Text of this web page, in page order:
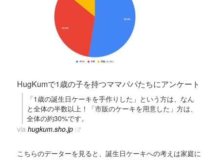
HugKumで1歳の子を持つママパパたちにアンケート
「1歳の誕生日ケーキを手作りした」という方は、なん
と全体の半数以上！「市販のケーキを用意した」方は、
全体の約30%です。
via hugkum.sho.jp
こちらのデーターを見ると、誕生日ケーキへの考えは家庭に